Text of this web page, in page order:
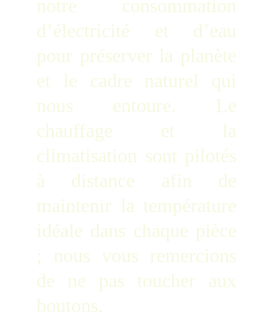
notre consommation
d’électricité et d’eau
pour préserver la planète
et le cadre naturel qui
nous entoure. Le
chauffage et la
climatisation sont pilotés
à distance afin de
maintenir la température
idéale dans chaque pièce
; nous vous remercions
de ne pas toucher aux
boutons.